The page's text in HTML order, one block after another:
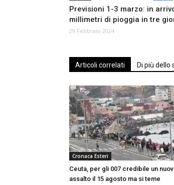
Previsioni 1-3 marzo: in
millimetri di pioggia in tre
29 Febbraio 2024
Articoli correlati Di più dello
Cronaca Esteri
Ceuta, per gli 007 credibile un
assalto il 15 agosto ma si teme